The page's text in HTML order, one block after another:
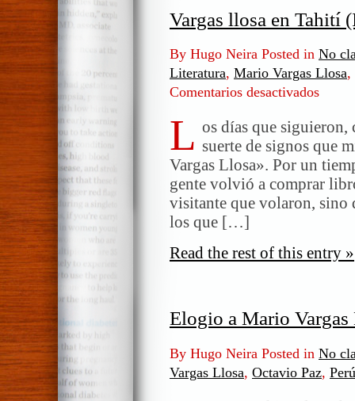
Vargas llosa en Tahití
By Hugo Neira Posted in No
Literatura, Mario Vargas Llosa,
Comentarios desactivados
llosa
Tahití
(II)
L os días que siguieron,
suerte de signos que
Vargas Llosa». Por un
gente volvió a comprar
visitante que volaron, sino
los que […]
Read the rest of this entry »
Elogio a Mario Vargas
By Hugo Neira Posted in No
Vargas Llosa, Octavio Paz, Perú